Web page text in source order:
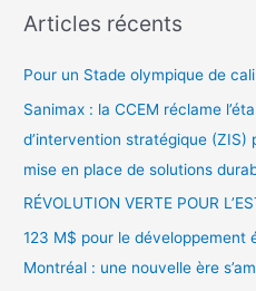
h
r
c
h
e
r
Articles récents
Pour un Stade olympique de
Sanimax : la CCEM réclame
d’intervention stratégique (ZIS)
mise en place de solutions
RÉVOLUTION VERTE POUR
123 M$ pour le développement
Montréal : une nouvelle ère